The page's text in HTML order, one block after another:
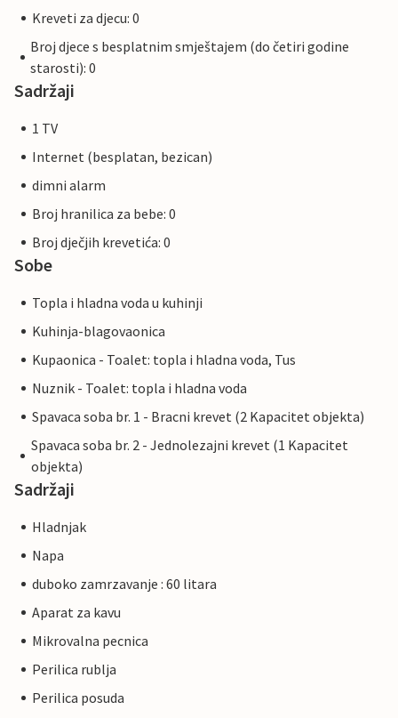
Kreveti za djecu: 0
Broj djece s besplatnim smještajem (do četiri godine
starosti): 0
Sadržaji
1 TV
Internet (besplatan, bezican)
dimni alarm
Broj hranilica za bebe: 0
Broj dječjih krevetića: 0
Sobe
Topla i hladna voda u kuhinji
Kuhinja-blagovaonica
Kupaonica - Toalet: topla i hladna voda, Tus
Nuznik - Toalet: topla i hladna voda
Spavaca soba br. 1 - Bracni krevet (2 Kapacitet objekta)
Spavaca soba br. 2 - Jednolezajni krevet (1 Kapacitet
objekta)
Sadržaji
Hladnjak
Napa
duboko zamrzavanje : 60 litara
Aparat za kavu
Mikrovalna pecnica
Perilica rublja
Perilica posuda